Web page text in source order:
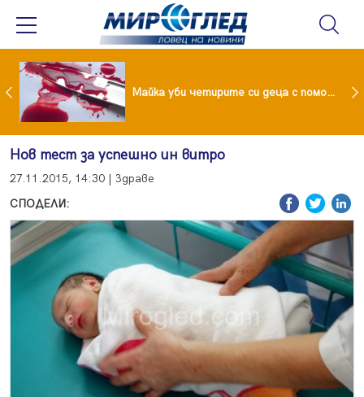
Проф.Кантарджиев: Пазете се от комарите и полово предаваните инфекции Майка уби четирите си деца с помощта на баба им, след което се самоуби
Нов тест за успешно ин витро
27.11.2015, 14:30 | Здраве
СПОДЕЛИ: